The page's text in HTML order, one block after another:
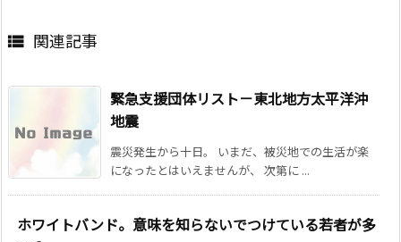
 関連記事
緊急支援団体リスト－東北地方太平洋沖
地震
震災発生から十日。 いまだ、被災地での生活が楽
になったとはいえませんが、 次第に ...
ホワイトバンド。意味を知らないでつけている若者が多